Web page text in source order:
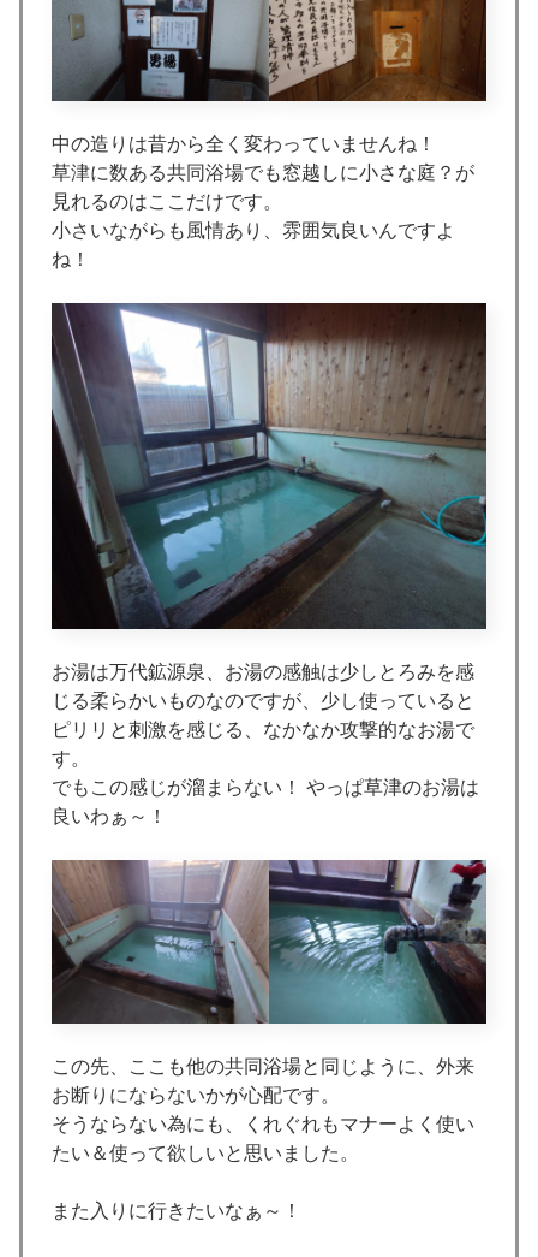
中の造りは昔から全く変わっていませんね！
草津に数ある共同浴場でも窓越しに小さな庭？が
見れるのはここだけです。
小さいながらも風情あり、雰囲気良いんですよ
ね！
お湯は万代鉱源泉、お湯の感触は少しとろみを感
じる柔らかいものなのですが、少し使っていると
ピリリと刺激を感じる、なかなか攻撃的なお湯で
す。
でもこの感じが溜まらない！ やっぱ草津のお湯は
良いわぁ～！
この先、ここも他の共同浴場と同じように、外来
お断りにならないかが心配です。
そうならない為にも、くれぐれもマナーよく使い
たい＆使って欲しいと思いました。
また入りに行きたいなぁ～！